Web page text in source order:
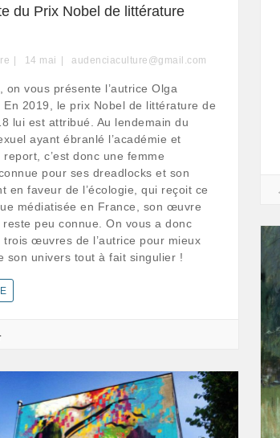
du Prix Nobel de littérature
14 mai audenciaculture@gmail.com
on vous présente l’autrice Olga
En 2019, le prix Nobel de littérature de
lui est attribué. Au lendemain du
ayant ébranlé l’académie et
c’est donc une femme
pour ses dreadlocks et son
en faveur de l’écologie, qui reçoit ce
médiatisée en France, son œuvre
reste peu connue. On vous a donc
trois œuvres de l’autrice pour mieux
son univers tout à fait singulier !